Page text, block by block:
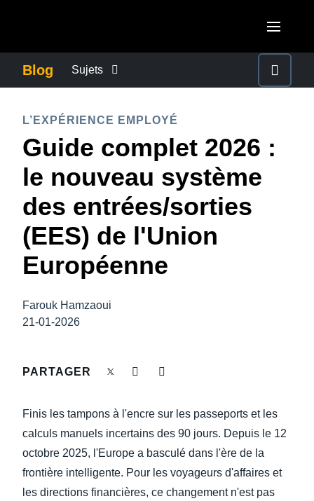
Canada (Français)
México (Español)
Brasil (Português)
EUROPE
United Kingdom (English)
France (Français)
Deutschland (Deutsch)
Italia (Italiano)
Belgium (English)
Norway (English)
ASIA PACIFIC
Australia (English)
India (English)
日本（日本語)
Singapore (English)
Blog Sujets
CONTINUITÉ DES AFFAIRES
CONTRÔLE DES COÛTS DE L’ENTREPRISE
CROISSANCE ET OPTIMISATION
DÉVELOPPEMENT DURABLE
DEVOIR DE PROTECTION
L’EXPÉRIENCE EMPLOYÉ
L’EXPÉRIENCE EMPLOYÉ
Guide complet 2026 :
le nouveau système
des entrées/sorties
(EES) de l'Union
Européenne
Farouk Hamzaoui
21-01-2026
PARTAGER
Finis les tampons à l'encre sur les passeports et les
calculs manuels incertains des 90 jours. Depuis le 12
octobre 2025, l'Europe a basculé dans l'ère de la
frontière intelligente. Pour les voyageurs d'affaires et
les directions financières, ce changement n'est pas